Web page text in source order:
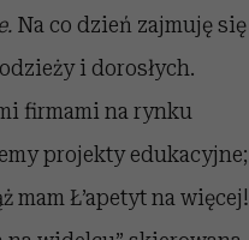
Na co dzień zajmuję się
i dorosłych.
firmami na rynku
projekty edukacyjne;
mam Ł’apetyt na więcej!